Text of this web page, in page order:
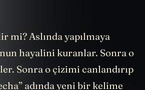
mi? Aslında yapılmaya
hayalini kuranlar. Sonra o
Sonra o çizimi canlandırıp
adında yeni bir kelime